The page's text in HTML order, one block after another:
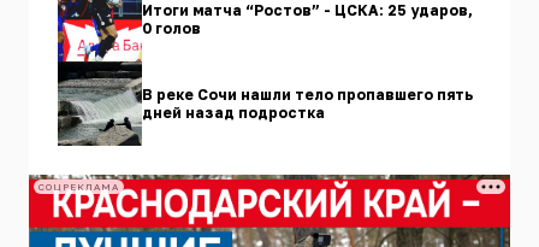
Итоги матча “Ростов” - ЦСКА: 25 ударов,
0 голов
В реке Сочи нашли тело пропавшего пять
дней назад подростка
СОЦРЕКЛАМА